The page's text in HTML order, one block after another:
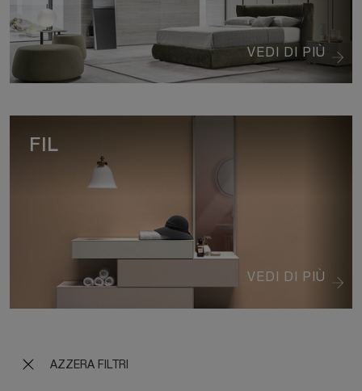
AZZERA FILTRI
VEDI DI PIÙ
VEDI DI PIÙ
FIL